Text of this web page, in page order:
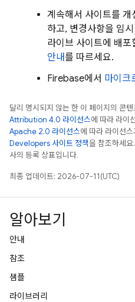
계속해서 사이트를
하고, 변경사항을 임
라이브 사이트에 배포
안내를 따르세요.
Firebase에서 마이크
달리 명시되지 않는 한 이 페이지의 콘텐
Attribution 4.0 라이선스에 따라 라이
Apache 2.0 라이선스에 따라 라이선
Developers 사이트 정책을 참조하세
사의 등록 상표입니다.
최종 업데이트: 2026-07-11(UTC)
알아보기
안내
참조
샘플
라이브러리